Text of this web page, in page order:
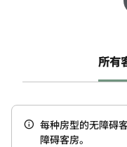
所有
每种房型的无障碍
障碍客房。